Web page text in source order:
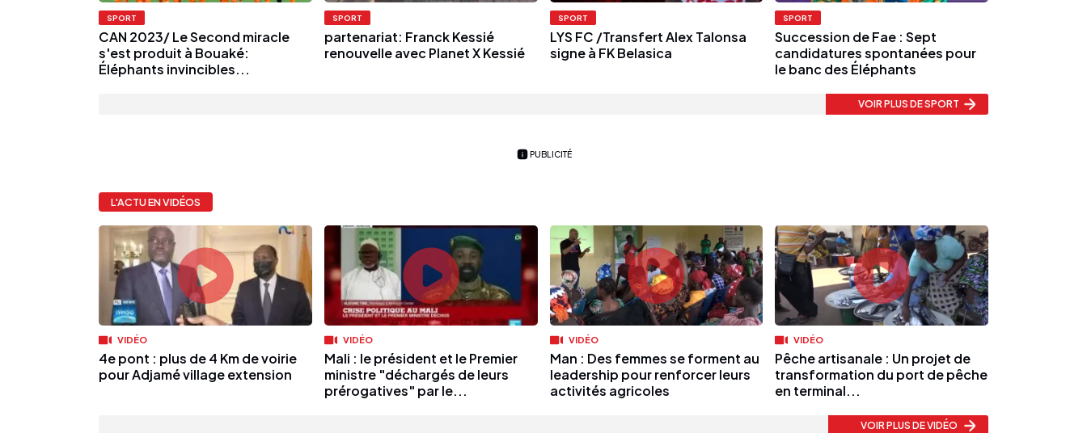
SPORT
CAN 2023/ Le Second miracle
s'est produit à Bouaké:
Éléphants invincibles...
SPORT
partenariat: Franck Kessié
renouvelle avec Planet X Kessié
SPORT
LYS FC /Transfert Alex Talonsa
signe à FK Belasica
SPORT
Succession de Fae : Sept
candidatures spontanées pour
le banc des Éléphants
VOIR PLUS DE SPORT
PUBLICITÉ
L'ACTU EN VIDÉOS
VIDÉO
4e pont : plus de 4 Km de voirie
pour Adjamé village extension
VIDÉO
Mali : le président et le Premier
ministre "déchargés de leurs
prérogatives" par le...
VIDÉO
Man : Des femmes se forment au
leadership pour renforcer leurs
activités agricoles
VIDÉO
Pêche artisanale : Un projet de
transformation du port de pêche
en terminal...
VOIR PLUS DE VIDÉO